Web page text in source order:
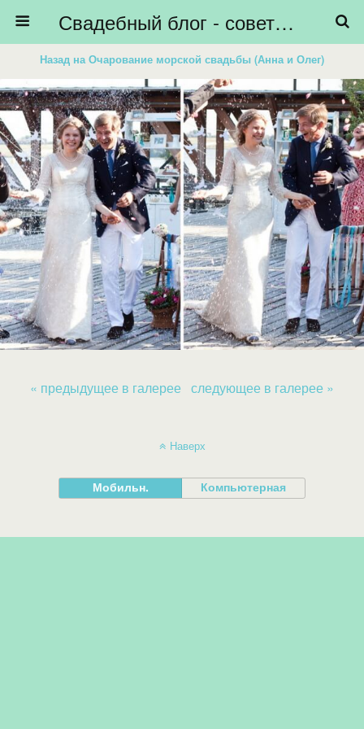
Свадебный блог - советы невестам, подготовка к свадьбе - HiBride
Назад на Очарование морской свадьбы (Анна и Олег)
« предыдущее в галерее следующее в галерее »
Наверх
Мобильн. Компьютерная